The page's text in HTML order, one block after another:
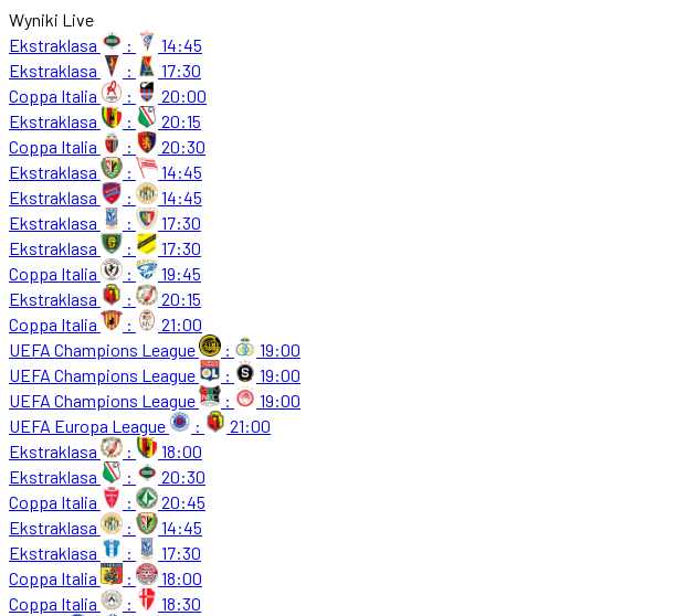
Wyniki Live
Ekstraklasa
:
14:45
Ekstraklasa
:
17:30
Coppa Italia
:
20:00
Ekstraklasa
:
20:15
Coppa Italia
:
20:30
Ekstraklasa
:
14:45
Ekstraklasa
:
14:45
Ekstraklasa
:
17:30
Ekstraklasa
:
17:30
Coppa Italia
:
19:45
Ekstraklasa
:
20:15
Coppa Italia
:
21:00
UEFA Champions League
:
19:00
UEFA Champions League
:
19:00
UEFA Champions League
:
19:00
UEFA Europa League
:
21:00
Ekstraklasa
:
18:00
Ekstraklasa
:
20:30
Coppa Italia
:
20:45
Ekstraklasa
:
14:45
Ekstraklasa
:
17:30
Coppa Italia
:
18:00
Coppa Italia
:
18:30